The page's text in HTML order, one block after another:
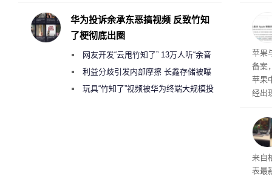
前受
保
了
苹果
备案
苹果
经出
内
来自
表最
华为投诉余承东恶搞视频 反致竹知
了梗彻底出圈
网友开发“云甩竹知了” 13万人听“余音
绕梁”利益分歧引发内部摩擦 长鑫存储被曝
曾将华为驻场工程师驱逐出研发基地
玩具“竹知了”视频被华为终端大规模投